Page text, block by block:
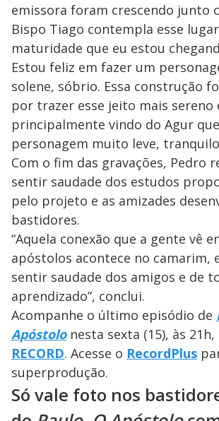
emissora foram crescendo junto
Bispo Tiago contempla esse
maturidade que eu estou
Estou feliz em fazer um
solene, sóbrio. Essa construção
por trazer esse jeito mais sereno
principalmente vindo do Agur
personagem muito leve,
Com o fim das gravações, Pedro
sentir saudade dos estudos
pelo projeto e as amizades
bastidores.
“Aquela conexão que a gente vê
apóstolos acontece no camarim,
sentir saudade dos amigos e de
aprendizado”, conclui.
Acompanhe o último episódio de
Apóstolonesta sexta (15), às 21h,
RECORD. Acesse o RecordPlus
superprodução.
Só vale foto nos